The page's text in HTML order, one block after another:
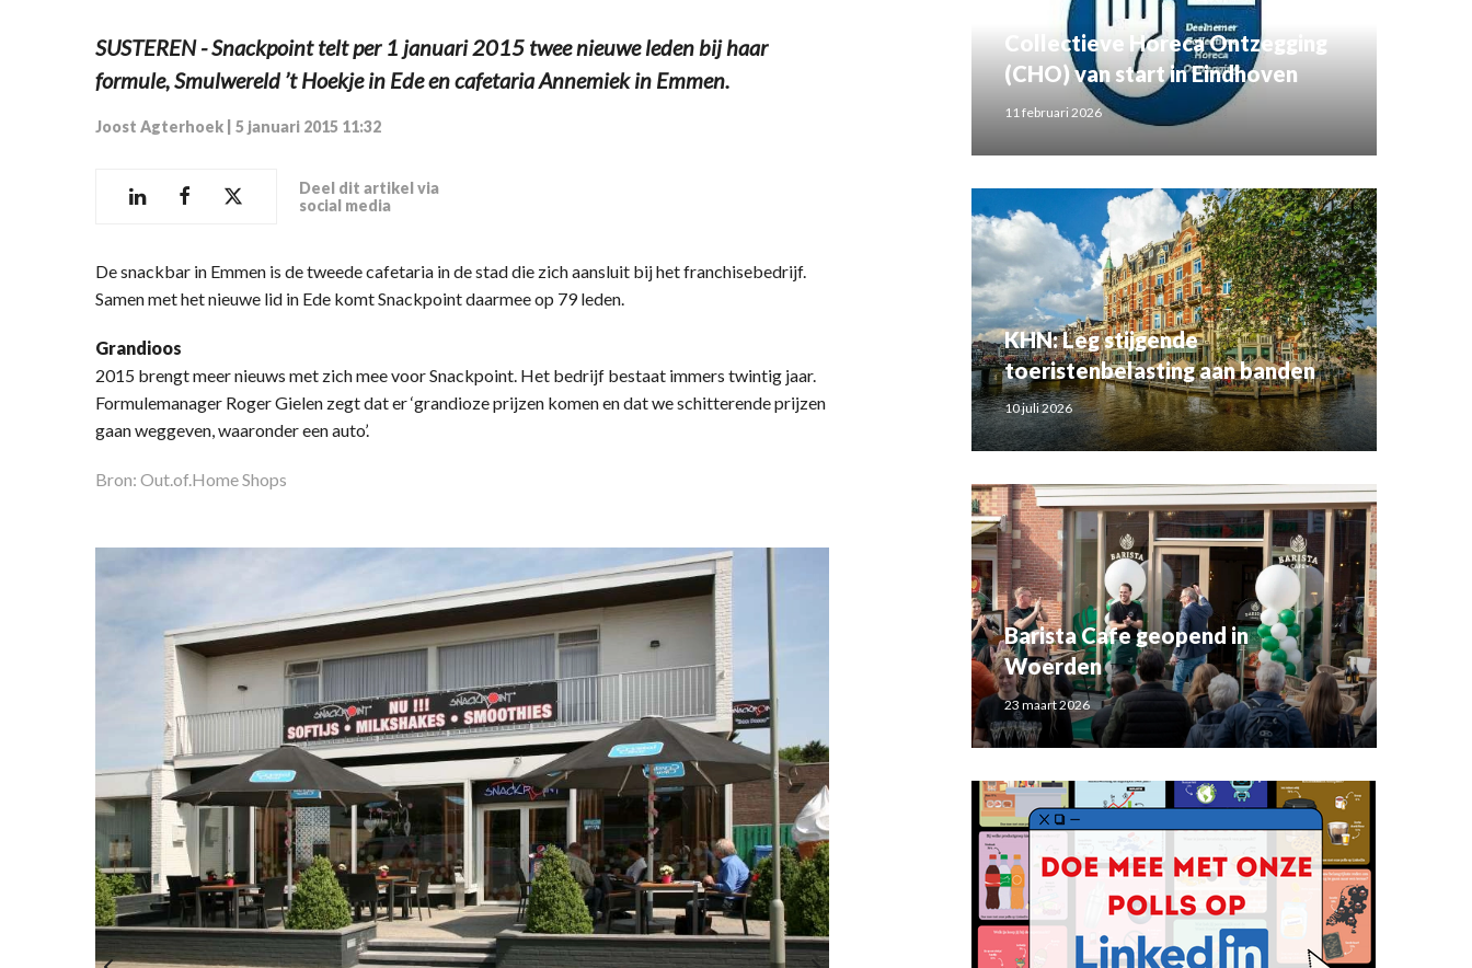
SUSTEREN - Snackpoint telt per 1 januari 2015 twee nieuwe leden bij haar
formule, Smulwereld ’t Hoekje in Ede en cafetaria Annemiek in Emmen.
Joost Agterhoek 5 januari 2015 11:32
Deel dit artikel via
social media
De snackbar in Emmen is de tweede cafetaria in de stad die zich aansluit bij het franchisebedrijf.
Samen met het nieuwe lid in Ede komt Snackpoint daarmee op 79 leden.
Grandioos
2015 brengt meer nieuws met zich mee voor Snackpoint. Het bedrijf bestaat immers twintig jaar.
Formulemanager Roger Gielen zegt dat er ‘grandioze prijzen komen en dat we schitterende prijzen
gaan weggeven, waaronder een auto’.
Bron: Out.of.Home Shops
Collectieve Horeca Ontzegging
(CHO) van start in Eindhoven
11 februari 2026
KHN: Leg stijgende
toeristenbelasting aan banden
10 juli 2026
Barista Cafe geopend in
Woerden
23 maart 2026